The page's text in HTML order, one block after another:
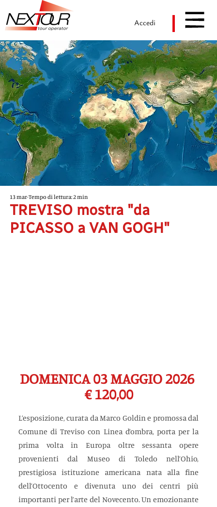
Accedi
TREVISO mostra "da
PICASSO a VAN GOGH"
13 mar Tempo di lettura: 2 min
DOMENICA 03 MAGGIO 2026
€ 120,00
L’esposizione, curata da Marco Goldin e promossa dal
Comune di Treviso con Linea d’ombra, porta per la
prima volta in Europa oltre sessanta opere
provenienti dal Museo di Toledo nell’Ohio,
prestigiosa istituzione americana nata alla fine
dell’Ottocento e divenuta uno dei centri più
importanti per l’arte del Novecento. Un emozionante